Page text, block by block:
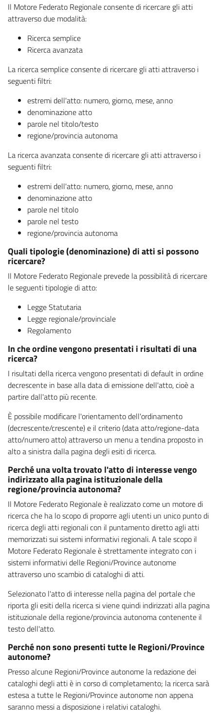
Il Motore Federato Regionale consente di ricercare gli atti
attraverso due modalità:
Ricerca semplice
Ricerca avanzata
La ricerca semplice consente di ricercare gli atti attraverso i
seguenti filtri:
estremi dell'atto: numero, giorno, mese, anno
denominazione atto
parole nel titolo/testo
regione/provincia autonoma
La ricerca avanzata consente di ricercare gli atti attraverso i
seguenti filtri:
estremi dell'atto: numero, giorno, mese, anno
denominazione atto
parole nel titolo
parole nel testo
regione/provincia autonoma
Quali tipologie (denominazione) di atti si possono
ricercare?
Il Motore Federato Regionale prevede la possibilità di ricercare
le seguenti tipologie di atto:
Legge Statutaria
Legge regionale/provinciale
Regolamento
In che ordine vengono presentati i risultati di una
ricerca?
I risultati della ricerca vengono presentati di default in ordine
decrescente in base alla data di emissione dell'atto, cioè a
partire dall'atto più recente.
È possibile modificare l'orientamento dell'ordinamento
(decrescente/crescente) e il criterio (data atto/regione-data
atto/numero atto) attraverso un menu a tendina proposto in
alto a sinistra dalla pagina degli esiti di ricerca.
Perché una volta trovato l'atto di interesse vengo
indirizzato alla pagina istituzionale della
regione/provincia autonoma?
Il Motore Federato Regionale è realizzato come un motore di
ricerca che ha lo scopo di proporre agli utenti un unico punto di
ricerca degli atti regionali con il puntamento diretto agli atti
memorizzati sui sistemi informativi regionali. A tale scopo il
Motore Federato Regionale è strettamente integrato con i
sistemi informativi delle Regioni/Province autonome
attraverso uno scambio di cataloghi di atti.
Selezionato l'atto di interesse nella pagina del portale che
riporta gli esiti della ricerca si viene quindi indirizzati alla pagina
istituzionale della regione/provincia autonoma contenente il
testo dell'atto.
Perché non sono presenti tutte le Regioni/Province
autonome?
Presso alcune Regioni/Province autonome la redazione dei
cataloghi degli atti è in corso di completamento; la ricerca sarà
estesa a tutte le Regioni/Province autonome non appena
saranno messi a disposizione i relativi cataloghi.